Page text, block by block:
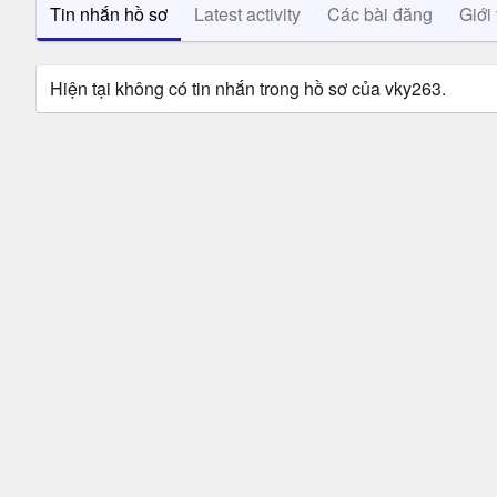
Tin nhắn hồ sơ Latest activity Các bài đăng Giới
Hiện tại không có tin nhắn trong hồ sơ của vky263.